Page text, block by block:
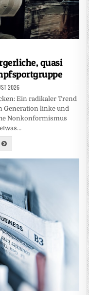
quasi
2026
Ein radikaler Trend
Generation linke und
Nonkonformismus